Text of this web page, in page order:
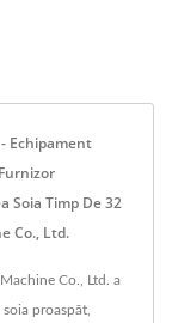
Echipament
Soia Timp De 32
Co., Ltd.
Co., Ltd. a
proaspăt,